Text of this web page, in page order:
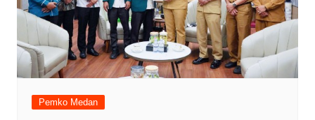
Pemko Medan